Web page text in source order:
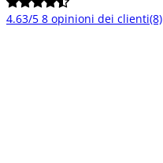
4.63/5 8 opinioni dei clienti(8)